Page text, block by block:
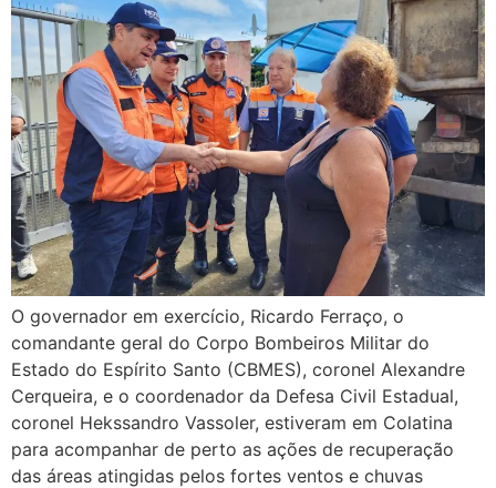
O governador em exercício, Ricardo Ferraço, o
comandante geral do Corpo Bombeiros Militar do
Estado do Espírito Santo (CBMES), coronel Alexandre
Cerqueira, e o coordenador da Defesa Civil Estadual,
coronel Hekssandro Vassoler, estiveram em Colatina
para acompanhar de perto as ações de recuperação
das áreas atingidas pelos fortes ventos e chuvas